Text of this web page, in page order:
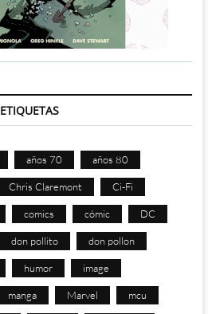
ETIQUETAS
años 70 años 80
Chris Claremont Ci-Fi
comics cómic DC
don pollito don pollon
humor image
manga Marvel mcu